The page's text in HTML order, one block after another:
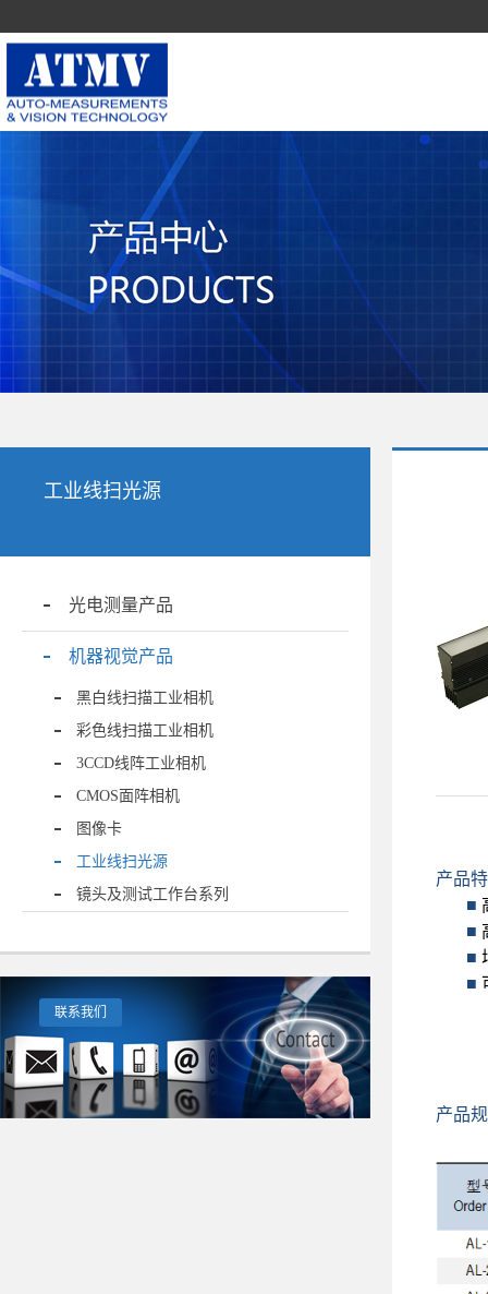
工业线扫光源
光电测量产品
机器视觉产品
黑白线扫描工业相机
彩色线扫描工业相机
3CCD线阵工业相机
CMOS面阵相机
图像卡
工业线扫光源
镜头及测试工作台系列
联系我们
产品
■
■
■
■
产品